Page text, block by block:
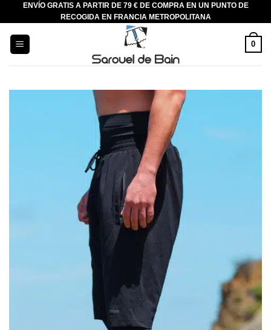
Saltar
al
contenido
ENVÍO GRATIS A PARTIR DE 79 € DE COMPRA EN UN PUNTO DE
RECOGIDA EN FRANCIA METROPOLITANA
0